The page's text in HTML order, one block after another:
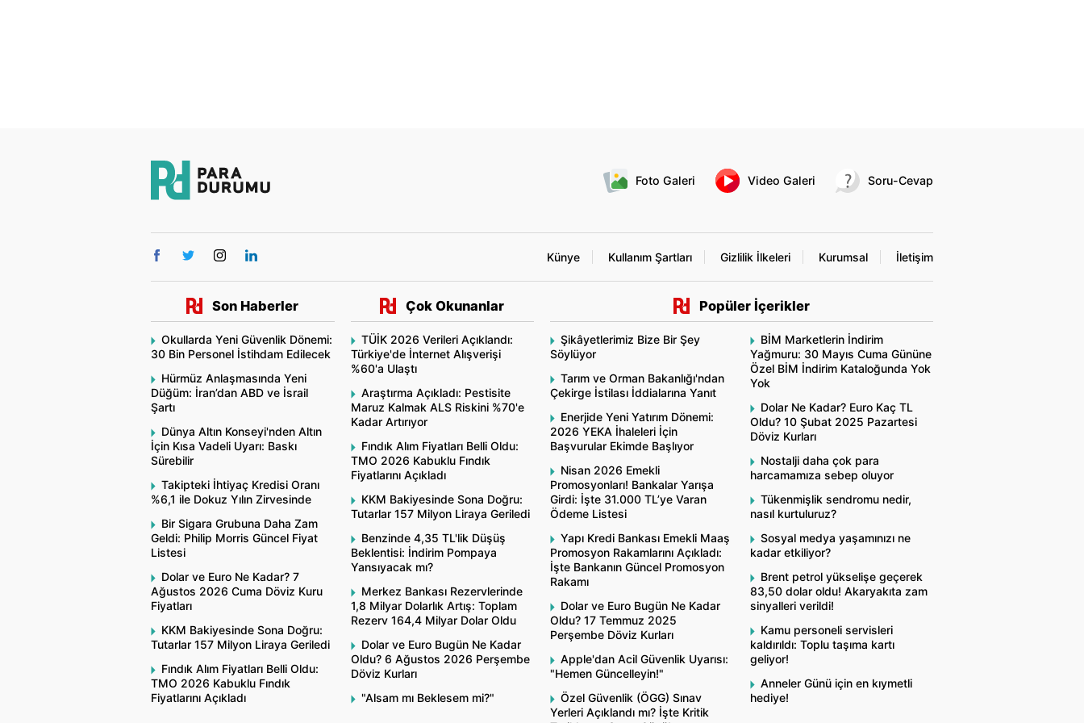
Foto Galeri Video Galeri Soru-Cevap
Künye Kullanım Şartları Gizlilik İlkeleri Kurumsal İletişim
Son Haberler
Okullarda Yeni Güvenlik Dönemi:
30 Bin Personel İstihdam Edilecek
Hürmüz Anlaşmasında Yeni
Düğüm: İran’dan ABD ve İsrail
Şartı
Dünya Altın Konseyi'nden Altın
İçin Kısa Vadeli Uyarı: Baskı
Sürebilir
Takipteki İhtiyaç Kredisi Oranı
%6,1 ile Dokuz Yılın Zirvesinde
Bir Sigara Grubuna Daha Zam
Geldi: Philip Morris Güncel Fiyat
Listesi
Dolar ve Euro Ne Kadar? 7
Ağustos 2026 Cuma Döviz Kuru
Fiyatları
KKM Bakiyesinde Sona Doğru:
Tutarlar 157 Milyon Liraya Geriledi
Fındık Alım Fiyatları Belli Oldu:
TMO 2026 Kabuklu Fındık
Fiyatlarını Açıkladı
Çok Okunanlar
TÜİK 2026 Verileri Açıklandı:
Türkiye'de İnternet Alışverişi
%60'a Ulaştı
Araştırma Açıkladı: Pestisite
Maruz Kalmak ALS Riskini %70'e
Kadar Artırıyor
Fındık Alım Fiyatları Belli Oldu:
TMO 2026 Kabuklu Fındık
Fiyatlarını Açıkladı
KKM Bakiyesinde Sona Doğru:
Tutarlar 157 Milyon Liraya Geriledi
Benzinde 4,35 TL'lik Düşüş
Beklentisi: İndirim Pompaya
Yansıyacak mı?
Merkez Bankası Rezervlerinde
1,8 Milyar Dolarlık Artış: Toplam
Rezerv 164,4 Milyar Dolar Oldu
Dolar ve Euro Bugün Ne Kadar
Oldu? 6 Ağustos 2026 Perşembe
Döviz Kurları
"Alsam mı Beklesem mi?"
Popüler İçerikler
Şikâyetlerimiz Bize Bir Şey
Söylüyor
Tarım ve Orman Bakanlığı'ndan
Çekirge İstilası İddialarına Yanıt
Enerjide Yeni Yatırım Dönemi:
2026 YEKA İhaleleri İçin
Başvurular Ekimde Başlıyor
Nisan 2026 Emekli
Promosyonları! Bankalar Yarışa
Girdi: İşte 31.000 TL’ye Varan
Ödeme Listesi
Yapı Kredi Bankası Emekli Maaş
Promosyon Rakamlarını Açıkladı:
İşte Bankanın Güncel Promosyon
Rakamı
Dolar ve Euro Bugün Ne Kadar
Oldu? 17 Temmuz 2025
Perşembe Döviz Kurları
Apple'dan Acil Güvenlik Uyarısı:
"Hemen Güncelleyin!"
Özel Güvenlik (ÖGG) Sınav
Yerleri Açıklandı mı? İşte Kritik
BİM Marketlerin İndirim
Yağmuru: 30 Mayıs Cuma Gününe
Özel BİM İndirim Kataloğunda Yok
Yok
Dolar Ne Kadar? Euro Kaç TL
Oldu? 10 Şubat 2025 Pazartesi
Döviz Kurları
Nostalji daha çok para
harcamamıza sebep oluyor
Tükenmişlik sendromu nedir,
nasıl kurtuluruz?
Sosyal medya yaşamınızı ne
kadar etkiliyor?
Brent petrol yükselişe geçerek
83,50 dolar oldu! Akaryakıta zam
sinyalleri verildi!
Kamu personeli servisleri
kaldırıldı: Toplu taşıma kartı
geliyor!
Anneler Günü için en kıymetli
hediye!